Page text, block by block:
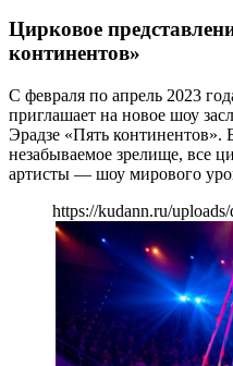
Цирковое
континентов»
С февраля по апрель 2023
приглашает на новое шоу
Эрадзе «Пять континентов».
незабываемое зрелище, все
артисты — шоу мирового
https://kudann.ru/